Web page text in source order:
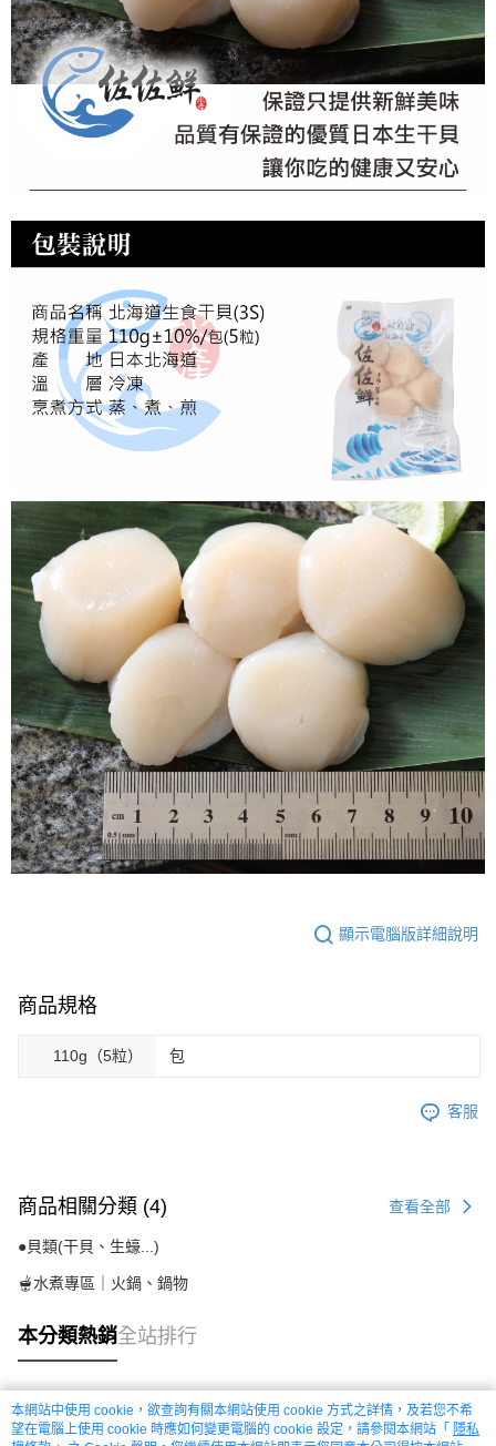
顯示電腦版詳細說明
商品規格
110g（5粒） 包
客服
商品相關分類 (4) 查看全部
●貝類(干貝、生蠔...)
🫕水煮專區｜火鍋、鍋物
本分類熱銷全站排行
熱門標籤
本網站中使用 cookie，欲查詢有關本網站使用 cookie 方式之詳情，及若您不希
望在電腦上使用 cookie 時應如何變更電腦的 cookie 設定，請參閱本網站「 隱私